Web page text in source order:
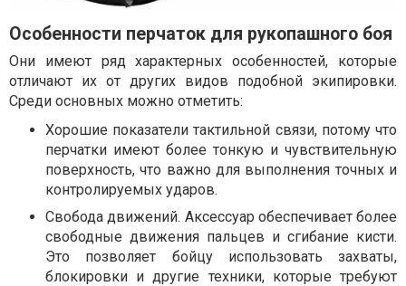
Особенности перчаток для рукопашного боя
Они имеют ряд характерных особенностей, которые
отличают их от других видов подобной экипировки.
Среди основных можно отметить:
Хорошие показатели тактильной связи, потому что
перчатки имеют более тонкую и чувствительную
поверхность, что важно для выполнения точных и
контролируемых ударов.
Свобода движений. Аксессуар обеспечивает более
свободные движения пальцев и сгибание кисти.
Это позволяет бойцу использовать захваты,
блокировки и другие техники, которые требуют